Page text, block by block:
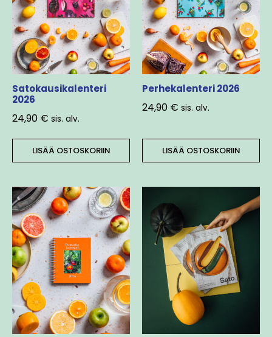
Satokausikalenteri
2026
24,90 € sis. alv.
LISÄÄ OSTOSKORIIN
Perhekalenteri 2026
24,90 € sis. alv.
LISÄÄ OSTOSKORIIN